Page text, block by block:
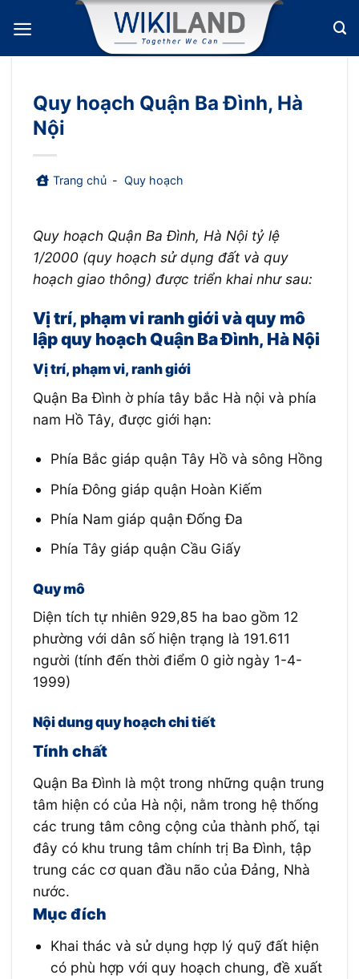
qua
nội
Quy hoạch Quận Ba Đình, Hà
Nội
Trang chủ - Quy hoạch
Quy hoạch Quận Ba Đình, Hà Nội tỷ lệ
1/2000 (quy hoạch sử dụng đất và quy
hoạch giao thông) được triển khai như sau:
Vị trí, phạm vi ranh giới và quy mô
lập quy hoạch Quận Ba Đình, Hà Nội
Vị trí, phạm vi, ranh giới
Quận Ba Đình ờ phía tây bắc Hà nội và phía
nam Hồ Tây, được giới hạn:
Phía Bắc giáp quận Tây Hồ và sông Hồng
Phía Đông giáp quận Hoàn Kiếm
Phía Nam giáp quận Đống Đa
Phía Tây giáp quận Cầu Giấy
Quy mô
Diện tích tự nhiên 929,85 ha bao gồm 12
phường với dân số hiện trạng là 191.611
người (tính đến thời điểm 0 giờ ngày 1-4-
1999)
Nội dung quy hoạch chi tiết
Tính chất
Quận Ba Đình là một trong những quận trung
tâm hiện có của Hà nội, nằm trong hệ thống
các trung tâm công cộng của thành phố, tại
đây có khu trung tâm chính trị Ba Đình, tập
trung các cơ quan đầu não của Đảng, Nhà
nước.
Mục đích
Khai thác và sử dụng hợp lý quỹ đất hiện
có phù hợp với quy hoạch chung, đề xuất